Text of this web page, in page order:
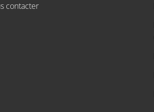
contacter